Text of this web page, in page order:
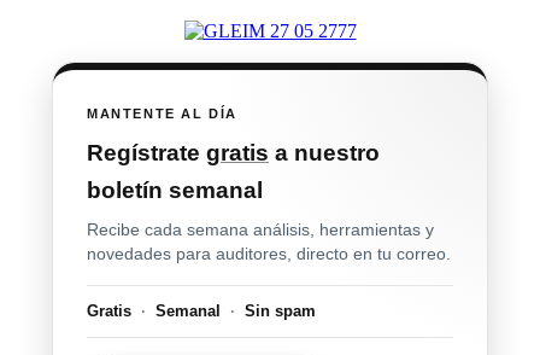
MANTENTE AL DÍA
Regístrate gratis a nuestro
boletín semanal
Recibe cada semana análisis, herramientas y
novedades para auditores, directo en tu correo.
Gratis · Semanal · Sin spam